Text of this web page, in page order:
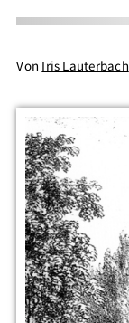
Von Iris Lauterbach